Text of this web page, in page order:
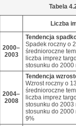
Tabela
Liczba
2000–
2003
Tendencja
Spadek roczny o
średnioroczne
liczba imprez
stosunku do 2000
2004–
2008
Tendencja
Wzrost roczny o
średnioroczne
liczba imprez
stosunku do 2003
stosunku do 2000
9%